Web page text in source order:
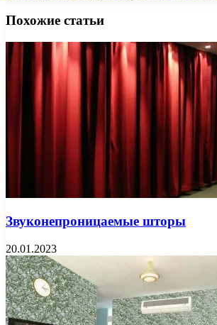
Похожие статьи
Звуконепроницаемые шторы
20.01.2023